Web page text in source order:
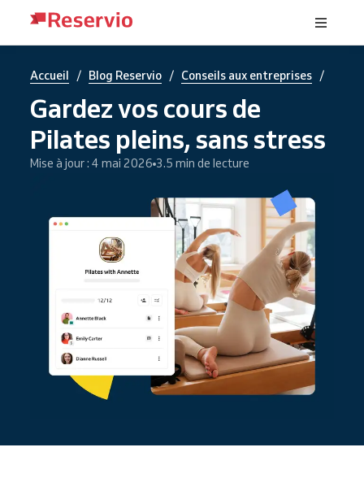
Accueil / Blog Reservio / Conseils aux entreprises /
Gardez vos cours de
Pilates pleins, sans stress
Mise à jour : 4 mai 2026 3.5 min de lecture